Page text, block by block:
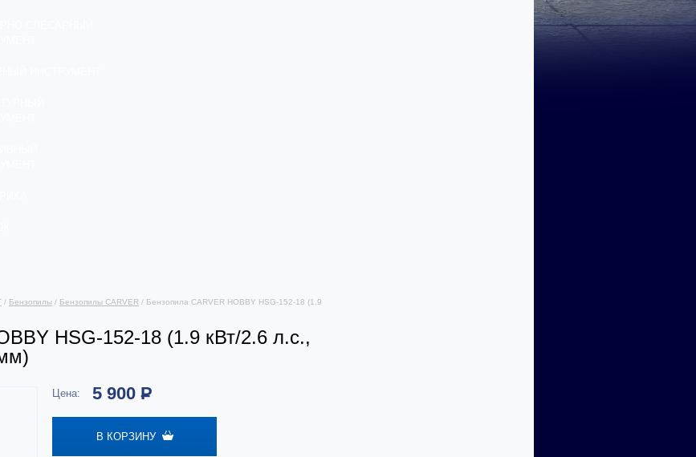
СЛЕСАРНЫЙ
ИНСТРУМЕНТ
/ Бензопилы / Бензопилы CARVER / Бензопила CARVER HOBBY HSG-152-18 (1.9
HSG-152-18 (1.9 кВт/2.6 л.с.,
Цена: 5 900 Р
В КОРЗИНУ